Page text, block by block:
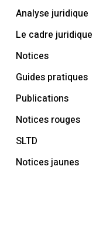
Analyse juridique
Le cadre juridique
Notices
Guides pratiques
Publications
Notices rouges
SLTD
Notices jaunes